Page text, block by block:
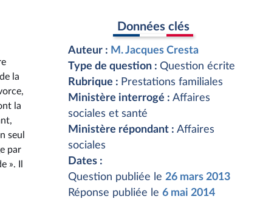
la
la
seul
par
». Il
Données clés
Auteur : M. Jacques Cresta
Type de question : Question écrite
Rubrique : Prestations familiales
Ministère interrogé : Affaires
sociales et santé
Ministère répondant : Affaires
sociales
Dates :
Question publiée le 26 mars 2013
Réponse publiée le 6 mai 2014